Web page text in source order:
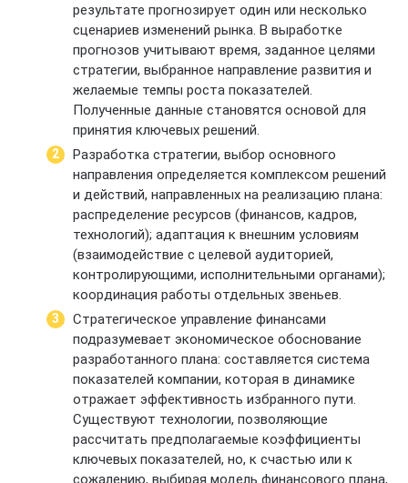
результате прогнозирует один или несколько
сценариев изменений рынка. В выработке
прогнозов учитывают время, заданное целями
стратегии, выбранное направление развития и
желаемые темпы роста показателей.
Полученные данные становятся основой для
принятия ключевых решений.
Разработка стратегии, выбор основного
направления определяется комплексом решений
и действий, направленных на реализацию плана:
распределение ресурсов (финансов, кадров,
технологий); адаптация к внешним условиям
(взаимодействие с целевой аудиторией,
контролирующими, исполнительными органами);
координация работы отдельных звеньев.
Стратегическое управление финансами
подразумевает экономическое обоснование
разработанного плана: составляется система
показателей компании, которая в динамике
отражает эффективность избранного пути.
Существуют технологии, позволяющие
рассчитать предполагаемые коэффициенты
ключевых показателей, но, к счастью или к
сожалению, выбирая модель финансового плана,